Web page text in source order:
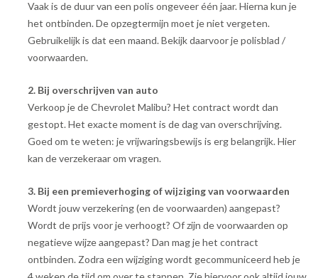
Vaak is de duur van een polis ongeveer één jaar. Hierna kun je
het ontbinden. De opzegtermijn moet je niet vergeten.
Gebruikelijk is dat een maand. Bekijk daarvoor je polisblad /
voorwaarden.
2. Bij overschrijven van auto
Verkoop je de Chevrolet Malibu? Het contract wordt dan
gestopt. Het exacte moment is de dag van overschrijving.
Goed om te weten: je vrijwaringsbewijs is erg belangrijk. Hier
kan de verzekeraar om vragen.
3. Bij een premieverhoging of wijziging van voorwaarden
Wordt jouw verzekering (en de voorwaarden) aangepast?
Wordt de prijs voor je verhoogt? Of zijn de voorwaarden op
negatieve wijze aangepast? Dan mag je het contract
ontbinden. Zodra een wijziging wordt gecommuniceerd heb je